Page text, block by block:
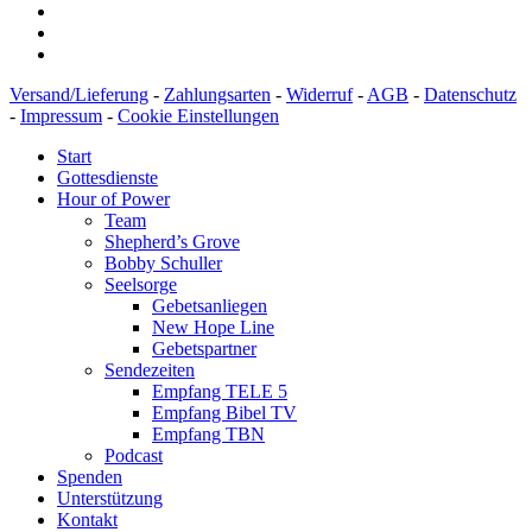
Versand/Lieferung - Zahlungsarten - Widerruf-AGB - Datenschutz
- Impressum - Cookie Einstellungen
Start
Gottesdienste
Hour of Power
Team
Shepherd’s Grove
Bobby Schuller
Seelsorge
Gebetsanliegen
New Hope Line
Gebetspartner
Sendezeiten
Empfang TELE 5
Empfang Bibel TV
Empfang TBN
Podcast
Spenden
Unterstützung
Kontakt